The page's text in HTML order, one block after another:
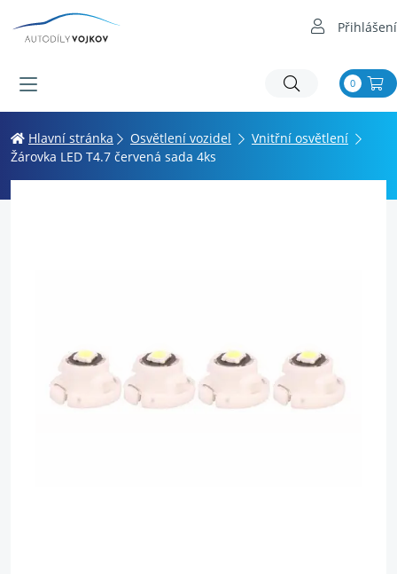
Přihlášení
0
Hlavní stránka Osvětlení vozidel
Vnitřní osvětlení
Žárovka LED T4.7 červená sada 4ks